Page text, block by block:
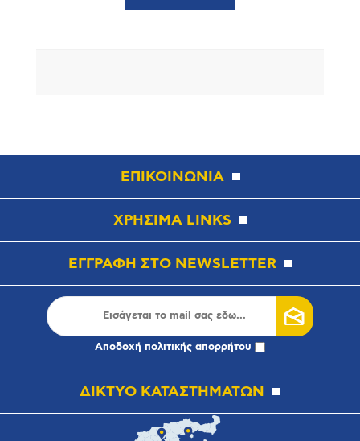
ΕΠΙΚΟΙΝΩΝΙΑ
ΧΡΗΣΙΜΑ LINKS
ΕΓΓΡΑΦΗ ΣΤΟ NEWSLETTER
Αποδοχή πολιτικής απορρήτου
ΔΙΚΤΥΟ ΚΑΤΑΣΤΗΜΑΤΩΝ